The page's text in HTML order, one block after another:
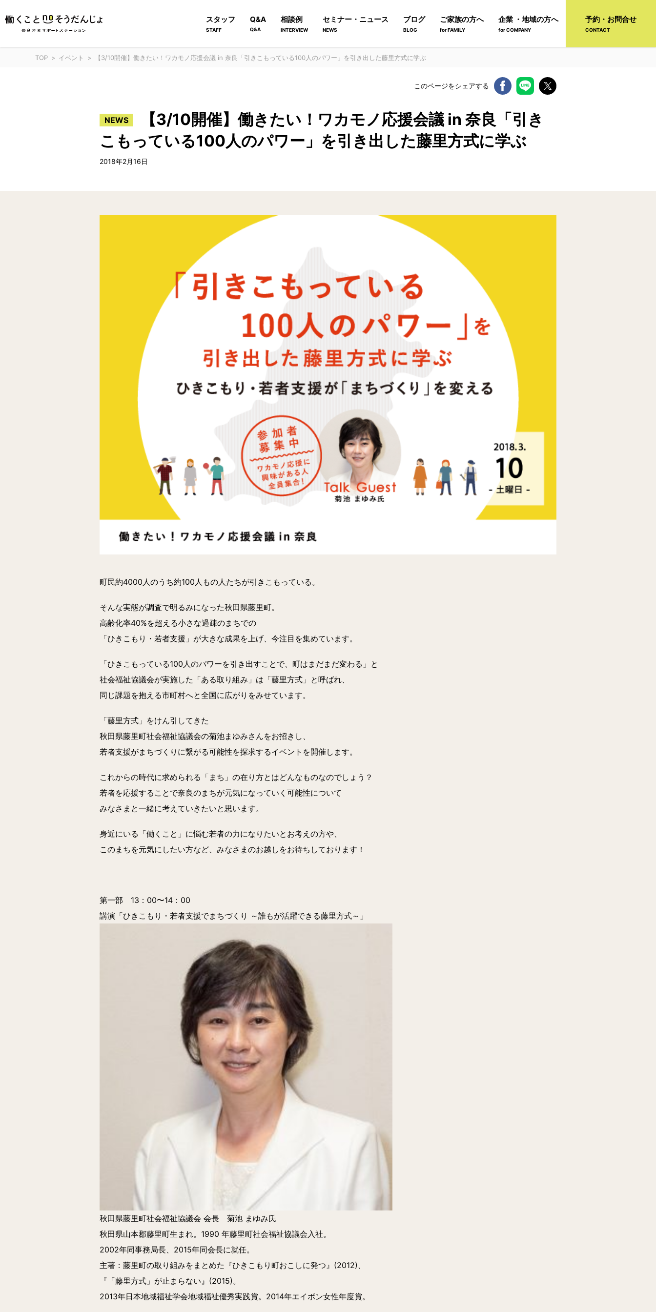
スタッフ
STAFF
Q&A
Q&A
相談例
INTERVIEW
セミナー・ニュース
NEWS
ブログ
BLOG
ご家族の方へ
for FAMILY
企業 ・地域の方へ
for COMPANY
予約・お問合せ
CONTACT
TOP イベント 【3/10開催】働きたい！ワカモノ応援会議 in 奈良「引きこもっている100人のパワー」を引き出した藤里方式に学ぶ
このページをシェアする
NEWS
【3/10開催】働きたい！ワカモノ応援会議 in 奈良「引き
こもっている100人のパワー」を引き出した藤里方式に学ぶ
2018年2月16日
町民約4000人のうち約100人もの人たちが引きこもっている。
そんな実態が調査で明るみになった秋田県藤里町。
高齢化率40%を超える小さな過疎のまちでの
「ひきこもり・若者支援」が大きな成果を上げ、今注目を集めています。
「ひきこもっている100人のパワーを引き出すことで、町はまだまだ変わる」と
社会福祉協議会が実施した「ある取り組み」は「藤里方式」と呼ばれ、
同じ課題を抱える市町村へと全国に広がりをみせています。
「藤里方式」をけん引してきた
秋田県藤里町社会福祉協議会の菊池まゆみさんをお招きし、
若者支援がまちづくりに繋がる可能性を探求するイベントを開催します。
これからの時代に求められる「まち」の在り方とはどんなものなのでしょう？
若者を応援することで奈良のまちが元気になっていく可能性について
みなさまと一緒に考えていきたいと思います。
身近にいる「働くこと」に悩む若者の力になりたいとお考えの方や、
このまちを元気にしたい方など、みなさまのお越しをお待ちしております！
第一部 13：00〜14：00
講演「ひきこもり・若者支援でまちづくり ～誰もが活躍できる藤里方式～」
秋田県藤里町社会福祉協議会 会長 菊池 まゆみ氏
秋田県山本郡藤里町生まれ。1990 年藤里町社会福祉協議会入社。
2002年同事務局長、2015年同会長に就任。
主著：藤里町の取り組みをまとめた『ひきこもり町おこしに発つ』(2012)、
『「藤里方式」が止まらない』(2015)。
2013年日本地域福祉学会地域福祉優秀実践賞。2014年エイボン女性年度賞。